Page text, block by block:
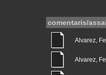
comentaris/
Alvarez,
Alvarez,